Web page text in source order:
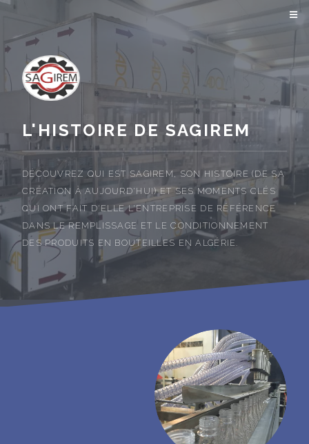
L'HISTOIRE DE SAGIREM
DÉCOUVREZ QUI EST SAGIREM, SON HISTOIRE (DE SA
CRÉATION À AUJOURD'HUI) ET SES MOMENTS CLÉS
QUI ONT FAIT D'ELLE L'ENTREPRISE DE RÉFÉRENCE
DANS LE REMPLISSAGE ET LE CONDITIONNEMENT
DES PRODUITS EN BOUTEILLES EN ALGÉRIE.